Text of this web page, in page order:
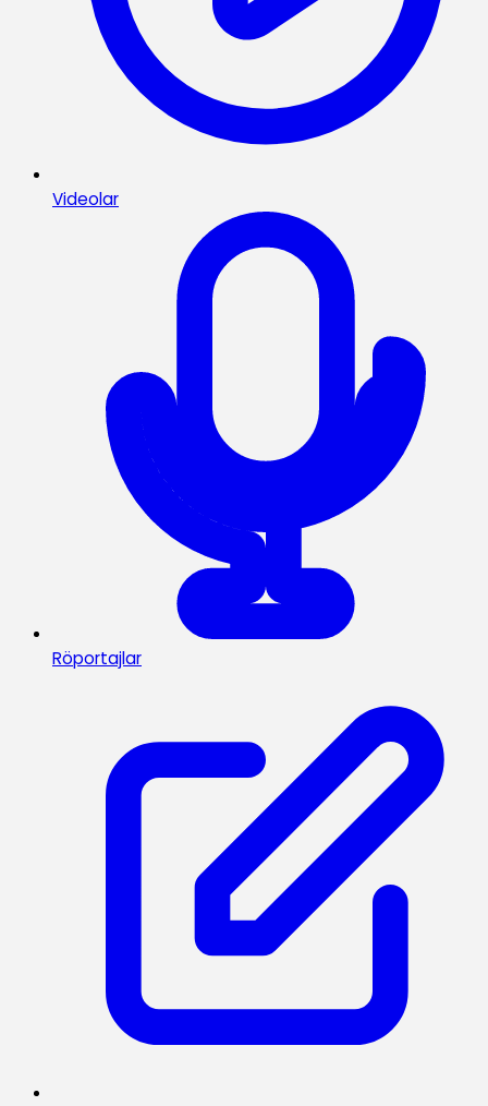
Videolar
Röportajlar